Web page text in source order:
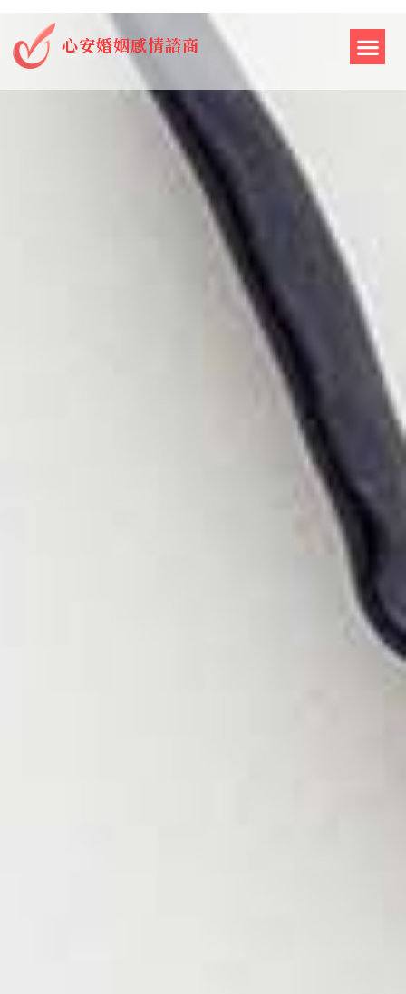
心安婚姻感情諮商